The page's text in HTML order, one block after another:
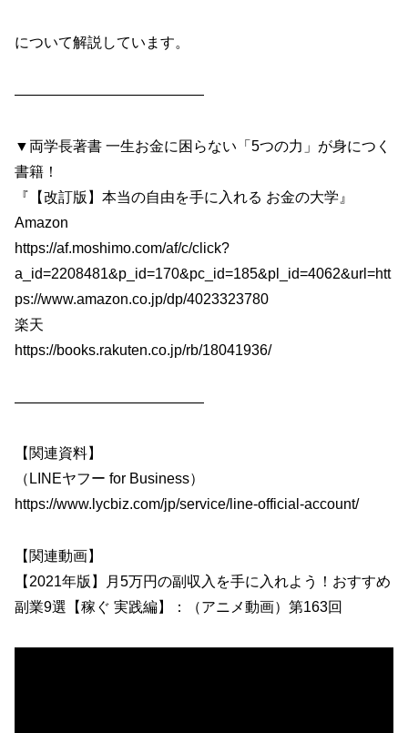
について解説しています。
—————————————
▼両学長著書 一生お金に困らない「5つの力」が身につく
書籍！
『【改訂版】本当の自由を手に入れる お金の大学』
Amazon
https://af.moshimo.com/af/c/click?
a_id=2208481&p_id=170&pc_id=185&pl_id=4062&url=htt
ps://www.amazon.co.jp/dp/4023323780
楽天
https://books.rakuten.co.jp/rb/18041936/
—————————————
【関連資料】
（LINEヤフー for Business）
https://www.lycbiz.com/jp/service/line-official-account/
【関連動画】
【2021年版】月5万円の副収入を手に入れよう！おすすめ
副業9選【稼ぐ 実践編】：（アニメ動画）第163回